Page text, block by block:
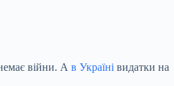
війни. А в Україні видатки на